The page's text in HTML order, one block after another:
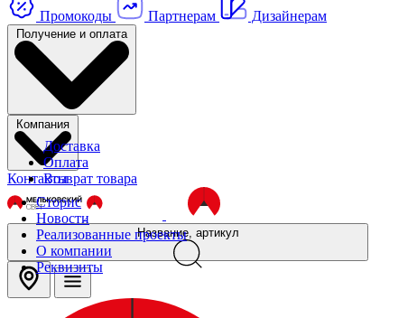
Промокоды Партнерам Дизайнерам
Получение и оплата
Доставка
Оплата
Возврат товара
Компания
Сторис
Новости
Реализованные проекты
О компании
Реквизиты
Контакты
Название, артикул